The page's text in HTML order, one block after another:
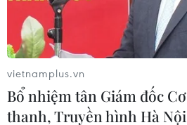
vietnamplus.vn
Bổ nhiệm tân Giám đốc
thanh, Truyền hình Hà Nội